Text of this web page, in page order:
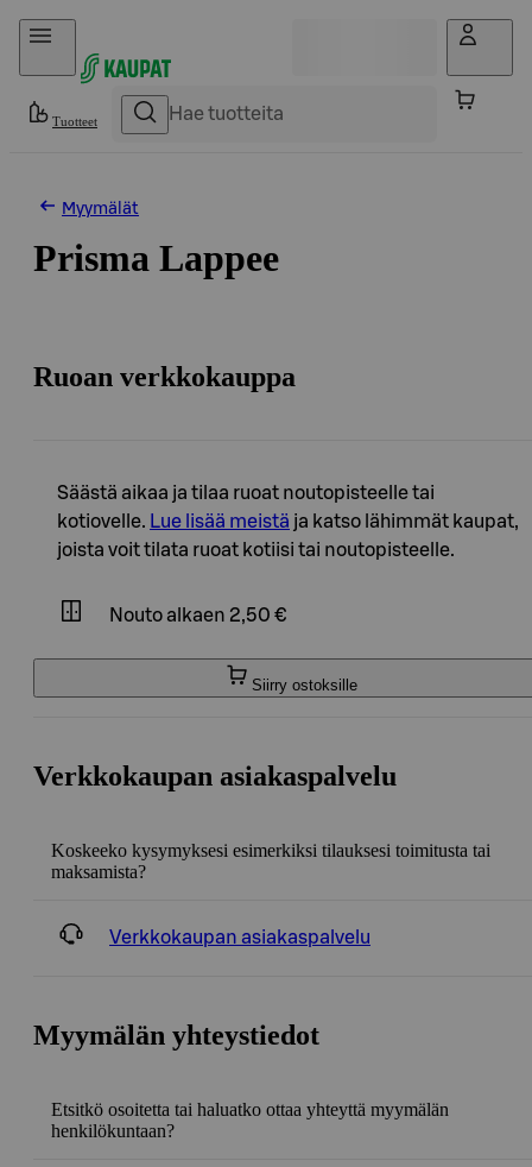
Hyppää sisältöön
Tuotteet
Myymälät
Prisma Lappee
Ruoan verkkokauppa
Säästä aikaa ja tilaa ruoat noutopisteelle tai
kotiovelle. Lue lisää meistä ja katso lähimmät kaupat,
joista voit tilata ruoat kotiisi tai noutopisteelle.
Nouto alkaen 2,50 €
Siirry ostoksille
Verkkokaupan asiakaspalvelu
Koskeeko kysymyksesi esimerkiksi tilauksesi toimitusta tai
maksamista?
Verkkokaupan asiakaspalvelu
Myymälän yhteystiedot
Etsitkö osoitetta tai haluatko ottaa yhteyttä myymälän
henkilökuntaan?